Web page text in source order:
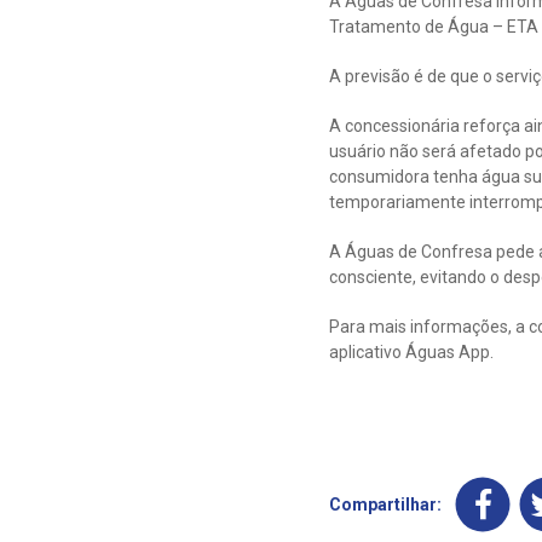
Tratamento de Água –
A previsão é de que o
A concessionária reforça
usuário não será afetado
consumidora tenha água
temporariamente
A Águas de Confresa
consciente, evitando o
Para mais informações, a
aplicativo Águas App.
Compartilhar: